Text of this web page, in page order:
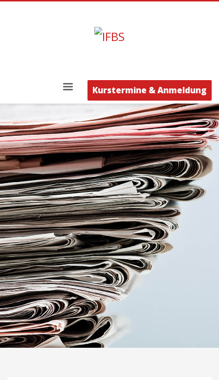
Kurstermine & Anmeldung